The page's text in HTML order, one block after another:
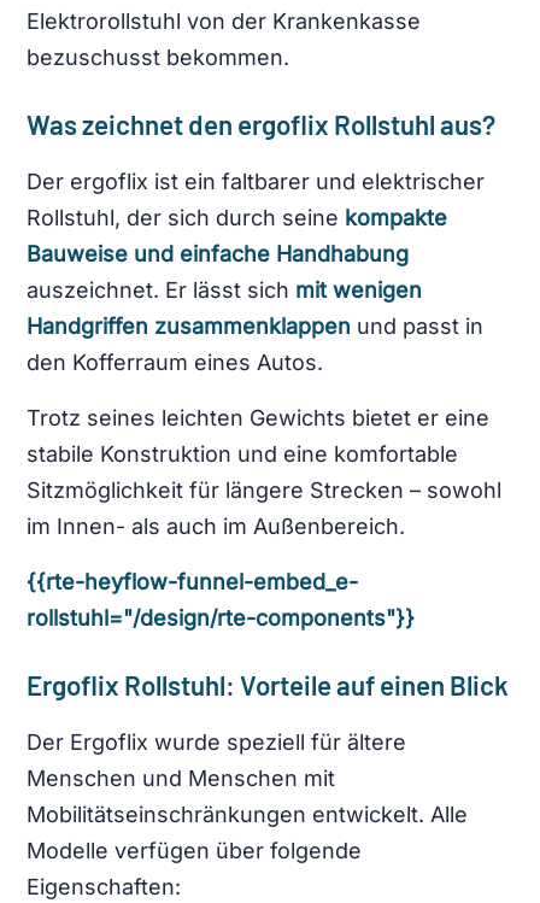
Elektrorollstuhl von der Krankenkasse
bezuschusst bekommen.
Was zeichnet den ergoflix Rollstuhl aus?
Der ergoflix ist ein faltbarer und elektrischer
Rollstuhl, der sich durch seine kompakte
Bauweise und einfache Handhabung
auszeichnet. Er lässt sich mit wenigen
Handgriffen zusammenklappen und passt in
den Kofferraum eines Autos.
Trotz seines leichten Gewichts bietet er eine
stabile Konstruktion und eine komfortable
Sitzmöglichkeit für längere Strecken – sowohl
im Innen- als auch im Außenbereich.
{{rte-heyflow-funnel-embed_e-
rollstuhl="/design/rte-components"}}
Ergoflix Rollstuhl: Vorteile auf einen Blick
Der Ergoflix wurde speziell für ältere
Menschen und Menschen mit
Mobilitätseinschränkungen entwickelt. Alle
Modelle verfügen über folgende
Eigenschaften: